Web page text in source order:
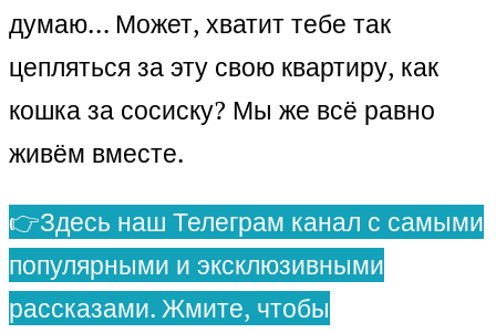
думаю… Может, хватит тебе так
цепляться за эту свою квартиру, как
кошка за сосиску? Мы же всё равно
живём вместе.
👉Здесь наш Телеграм канал с самыми
популярными и эксклюзивными
рассказами. Жмите, чтобы